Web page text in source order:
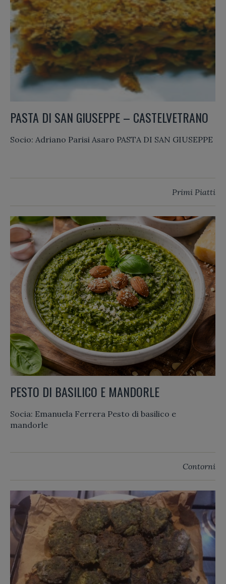
PASTA DI SAN GIUSEPPE – CASTELVETRANO
Socio: Adriano Parisi Asaro PASTA DI SAN GIUSEPPE
Primi Piatti
PESTO DI BASILICO E MANDORLE
Socia: Emanuela Ferrera Pesto di basilico e
mandorle
Contorni